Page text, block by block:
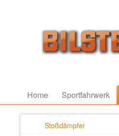
Home Sportfahrwerk
Stoßdämpfer